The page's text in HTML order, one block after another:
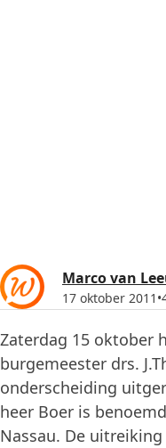
Marco van
17 oktober 2011 •
Zaterdag 15 oktober
burgemeester drs.
onderscheiding
heer Boer is
Nassau. De